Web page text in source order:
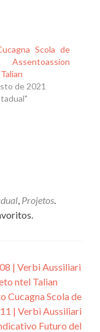
Scola de
Assentoassion
de 2021
, Projetos.
| Verbi Aussiliari
ntel Talian
Cucagna Scola de
| Verbi Aussiliari
Futuro del